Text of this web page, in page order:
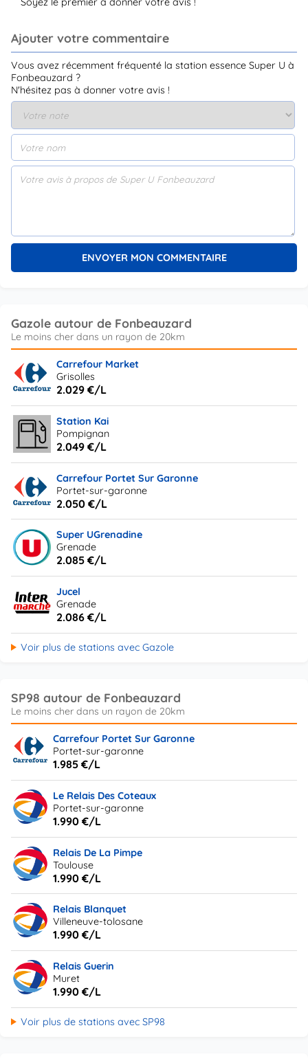
Ajouter votre commentaire
Vous avez récemment fréquenté la station essence Super U à
Fonbeauzard ?
N'hésitez pas à donner votre avis !
Gazole autour de Fonbeauzard
Carrefour Market
Grisolles
2.029 €/L
Station Kai
Pompignan
2.049 €/L
Carrefour Portet Sur Garonne
Portet-sur-garonne
2.050 €/L
Super UGrenadine
Grenade
2.085 €/L
Jucel
Grenade
2.086 €/L
Voir plus de stations avec Gazole
SP98 autour de Fonbeauzard
Carrefour Portet Sur Garonne
Portet-sur-garonne
1.985 €/L
Le Relais Des Coteaux
Portet-sur-garonne
1.990 €/L
Relais De La Pimpe
Toulouse
1.990 €/L
Relais Blanquet
Villeneuve-tolosane
1.990 €/L
Relais Guerin
Muret
1.990 €/L
Voir plus de stations avec SP98